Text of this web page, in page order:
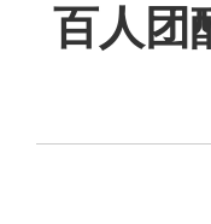
百人团